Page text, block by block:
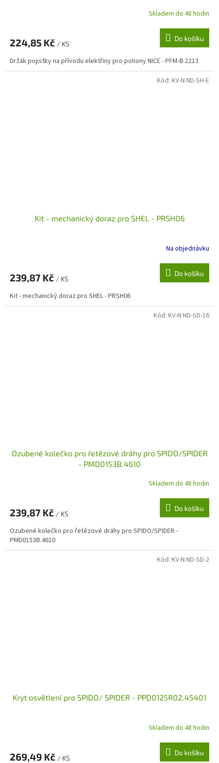
Skladem do 48 hodin
224,85 Kč / KS
Do košíku
Držák pojistky na přívodu elektřiny pro pohony NICE - PFM-B.2213
Kit - mechanický doraz pro SHEL - PRSH06
Na objednávku
239,87 Kč / KS
Do košíku
Kit - mechanický doraz pro SHEL - PRSH06
Kód: KV-N ND-SH-E
Ozubené kolečko pro řetězové dráhy pro SPIDO/SPIDER
- PMD0153B.4610
Skladem do 48 hodin
239,87 Kč / KS
Do košíku
Ozubené kolečko pro řetězové dráhy pro SPIDO/SPIDER -
PMD0153B.4610
Kód: KV-N ND-SD-16
Kryt osvětlení pro SPIDO/ SPIDER - PPD0125R02.45401
Skladem do 48 hodin
269,49 Kč / KS
Do košíku
Kód: KV-N ND-SD-2